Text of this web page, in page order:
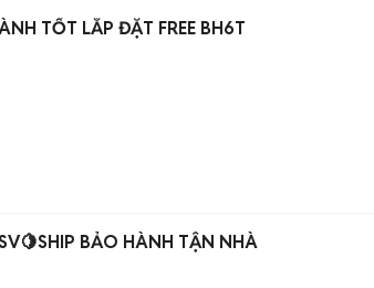
TỐT LẮP ĐẶT FREE BH6T
BẢO HÀNH TẬN NHÀ